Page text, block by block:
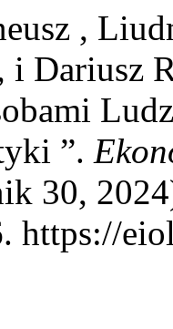
,
i Dariusz
”.
30,
https://